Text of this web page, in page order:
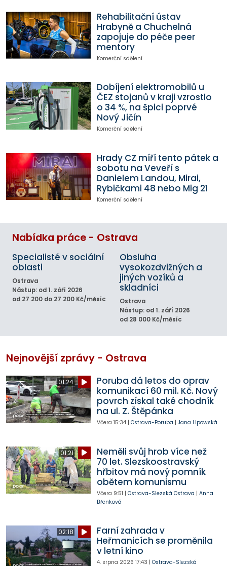
Rehabilitační ústav
Hrabyně a Chuchelná
zapojuje do péče peer
mentory
Komerční sdělení
Dobíjení elektromobilů u
ČEZ stojanů v kraji vzrostlo
o 34 %, na špici poprvé
Nový Jičín
Komerční sdělení
Hrady CZ míří tento pátek a
sobotu na Veveří s
Danielem Landou, Mirai,
Rybičkami 48 nebo Mig 21
Komerční sdělení
Nabídka práce - Ostrava
Specialisté v sociální
oblasti
Ostrava
Nástup: od 1. září 2026
od 27 200 do 27 200 Kč/měsíc
Obsluha
vysokozdvižných a
jiných vozíků a
skladníci
Ostrava
Nástup: od 1. září 2026
od 28 000 Kč/měsíc
Nejnovější zprávy - Ostrava
01:24
Poruba dá letos do oprav
komunikací 60 mil. Kč. Nový
povrch získal také chodník
na ul. Z. Štěpánka
Včera 15:34| Ostrava-Poruba | Jana Lipowská
01:21
Neměli svůj hrob více než
70 let. Slezskoostravský
hřbitov má nový pomník
obětem komunismu
Včera 9:51 | Ostrava-Slezská Ostrava | Anna
Břenková
02:18
Farní zahrada v
Heřmanicích se proměnila
v letní kino
4. srpna 2026 17:43 | Ostrava-Slezská